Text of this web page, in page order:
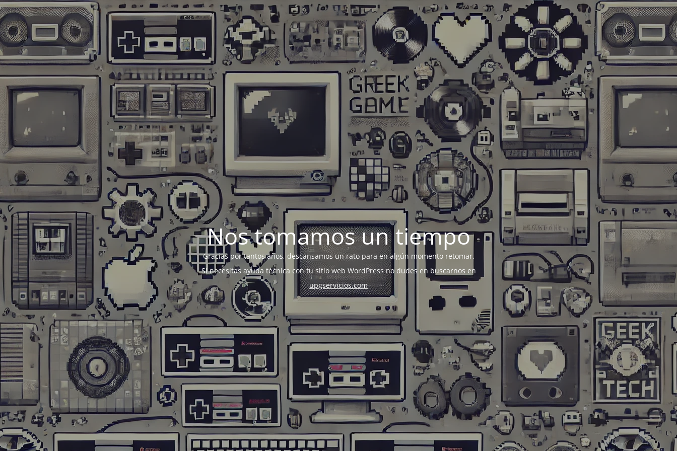
Nos tomamos un tiempo
Gracias por tantos años, descansamos un rato para en algún momento retomar.
Si necesitas ayuda técnica con tu sitio web WordPress no dudes en buscarnos en
upgservicios.com